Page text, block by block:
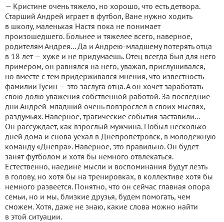
— Кристине очень тяжело, но хорошо, что есть детвора.
Старший Андрей играет в футбол, Ване нужно ходить
в школу, маленькая Настя пока не понимает
произошедшего. Больнее и тяжелее всего, наверное,
родителям Андрея... Да и Андрею-младшему потерять отца
в 18 лет — хуже и не придумаешь. Отец всегда был для него
примером, он равнялся на него, уважал, прислушивался,
но вместе с тем придерживался мнения, что известность
фамилии Гусин — это заслуга отца. А он хочет заработать
свою долю уважения собственной работой. За последние
дни Андрей-младший очень повзрослел в своих мыслях,
раздумьях. Наверное, трагические события заставили...
Он рассуждает, как взрослый мужчина. Побыл несколько
дней дома и снова уехал в Днепропетровск, в молодежную
команду «Днепра». Наверное, это правильно. Он будет
занят футболом и хотя бы немного отвлекаться.
Естественно, наедине мысли и воспоминания будут лезть
в голову, но хотя бы на тренировках, в коллективе хотя бы
немного развеется. Понятно, что он сейчас главная опора
семьи, но и мы, близкие друзья, будем помогать, чем
сможем. Хотя, даже не знаю, какие слова можно найти
в этой ситуации.